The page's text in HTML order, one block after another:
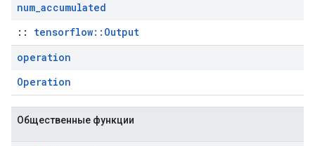
num_accumulated
:: tensorflow::Output
operation
Operation
Общественные функции